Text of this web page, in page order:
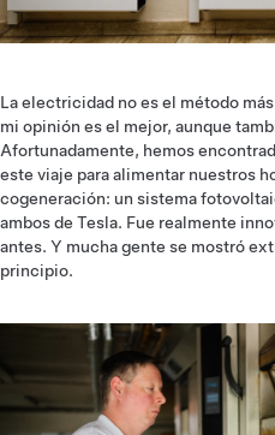
La electricidad no es el método
mi opinión es el mejor, aunque
Afortunadamente, hemos
este viaje para alimentar nuestros
cogeneración: un sistema
ambos de Tesla. Fue realmente
antes. Y mucha gente se mostró
principio.